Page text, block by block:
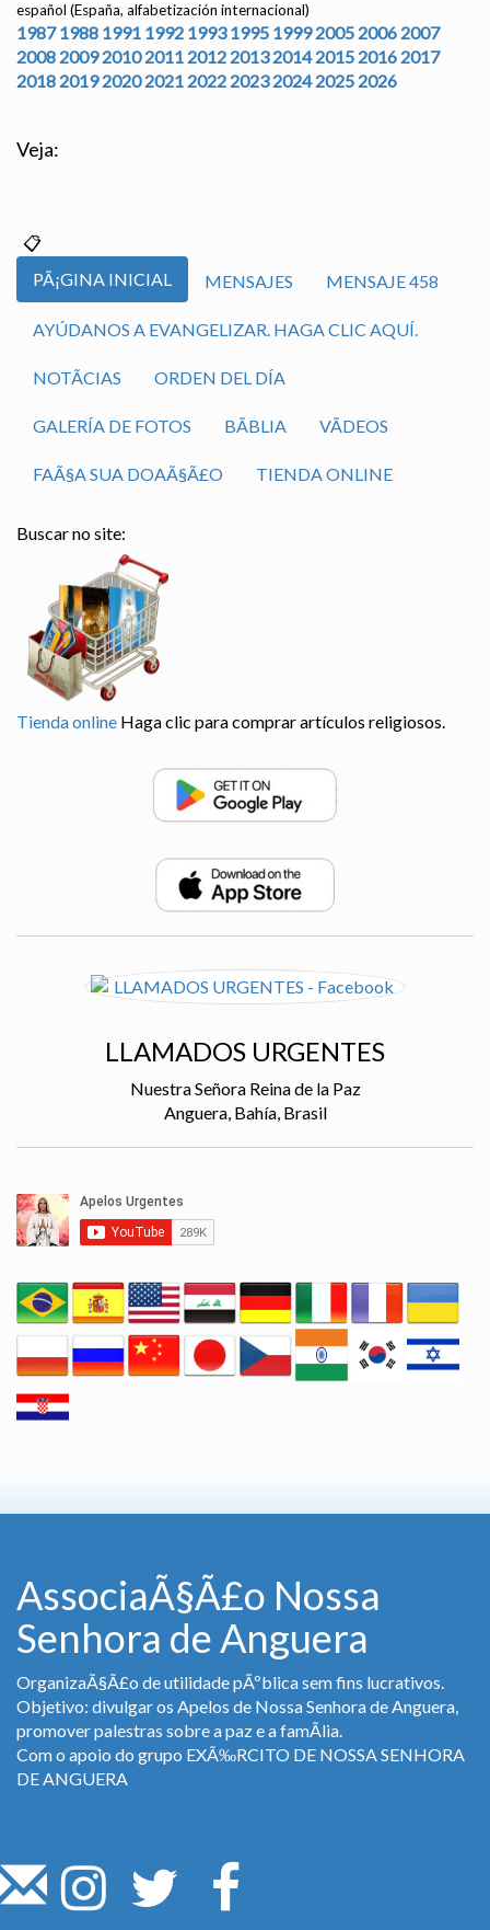
español (España, alfabetización internacional)
1987 1988 1991 1992 1993 1995 1999 2005 2006 2007
2008 2009 2010 2011 2012 2013 2014 2015 2016 2017
2018 2019 2020 2021 2022 2023 2024 2025 2026
Veja:
PÃ¡GINA INICIAL MENSAJES MENSAJE 458
AYÚDANOS A EVANGELIZAR. HAGA CLIC AQUÍ.
NOTÃ­CIAS ORDEN DEL DÍA
GALERÍA DE FOTOS BÃ­BLIA VÃ­DEOS
FAÃ§A SUA DOAÃ§Ã£O TIENDA ONLINE
Buscar no site:
Tienda online Haga clic para comprar artículos religiosos.
LLAMADOS URGENTES
Nuestra Señora Reina de la Paz
Anguera, Bahía, Brasil
AssociaÃ§Ã£o Nossa
Senhora de Anguera
OrganizaÃ§Ã£o de utilidade pÃºblica sem fins lucrativos.
Objetivo: divulgar os Apelos de Nossa Senhora de Anguera,
promover palestras sobre a paz e a famÃ­lia.
Com o apoio do grupo EXÃ‰RCITO DE NOSSA SENHORA
DE ANGUERA